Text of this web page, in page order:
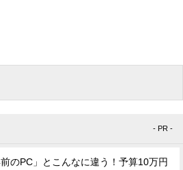
- PR -
前のPC」とこんなに違う！予算10万円